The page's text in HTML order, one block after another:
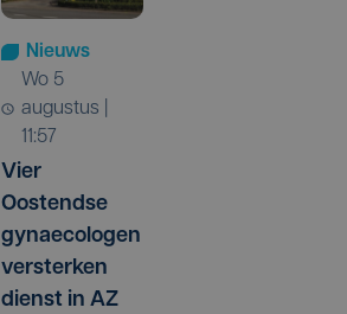
Nieuws
wo 5
augustus |
11:57
Vier
Oostendse
gynaecologen
versterken
dienst in AZ